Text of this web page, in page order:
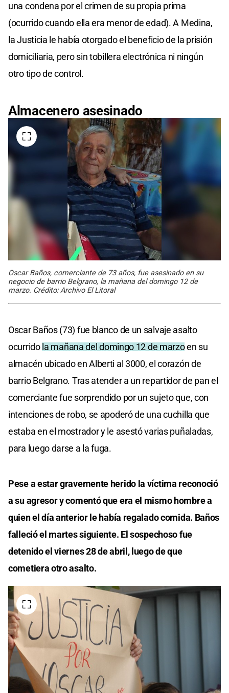
una condena por el crimen de su propia prima
(ocurrido cuando ella era menor de edad). A Medina,
la Justicia le había otorgado el beneficio de la prisión
domiciliaria, pero sin tobillera electrónica ni ningún
otro tipo de control.
Almacenero asesinado
Oscar Baños, comerciante de 73 años, fue asesinado en su
negocio de barrio Belgrano, la mañana del domingo 12 de
marzo. Crédito: Archivo El Litoral
Oscar Baños (73) fue blanco de un salvaje asalto
ocurrido la mañana del domingo 12 de marzoen su
almacén ubicado en Alberti al 3000, el corazón de
barrio Belgrano. Tras atender a un repartidor de pan el
comerciante fue sorprendido por un sujeto que, con
intenciones de robo, se apoderó de una cuchilla que
estaba en el mostrador y le asestó varias puñaladas,
para luego darse a la fuga.
Pese a estar gravemente herido la víctima reconoció
a su agresor y comentó que era el mismo hombre a
quien el día anterior le había regalado comida. Baños
falleció el martes siguiente. El sospechoso fue
detenido el viernes 28 de abril, luego de que
cometiera otro asalto.